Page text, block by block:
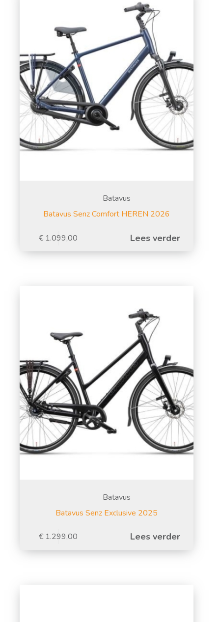
Batavus
Batavus Senz Comfort HEREN 2026
€ 1.099,00 Lees verder
Batavus
Batavus Senz Exclusive 2025
€ 1.299,00 Lees verder